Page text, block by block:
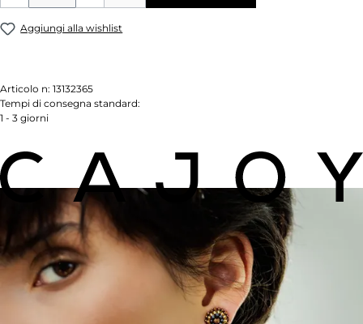
Aggiungi alla wishlist
Articolo n: 13132365
Tempi di consegna standard:
1 - 3 giorni